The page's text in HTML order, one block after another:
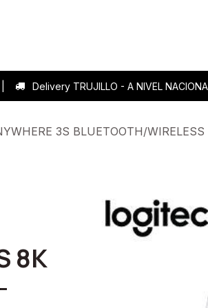
| Delivery TRUJILLO - A NIVEL
3S BLUETOOTH/
8K